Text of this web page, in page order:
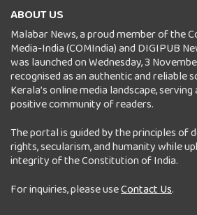
ABOUT US
Malabar News, a proud member of the
Media-India (COMIndia) and DIGIPUB
was launched on Wednesday, 3
recognised as an authentic and reliable
Kerala’s online media landscape,
positive community of readers.
The portal is guided by the principles of
rights, secularism, and humanity while
integrity of the Constitution of India.
For inquiries, please useContact Us.